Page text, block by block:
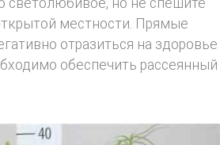
местности. Прямые
отразиться на здоровье
обеспечить рассеянный